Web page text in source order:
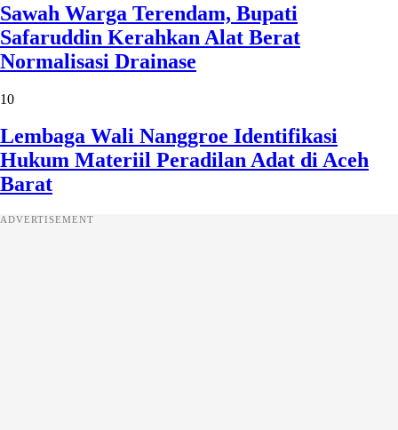
Sawah Warga Terendam, Bupati
Safaruddin Kerahkan Alat Berat
Normalisasi Drainase
10
Lembaga Wali Nanggroe Identifikasi
Hukum Materiil Peradilan Adat di Aceh
Barat
ADVERTISEMENT